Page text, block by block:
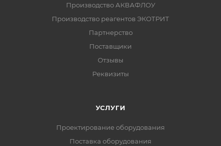
Производство АКВАФЛОУ
Производство реагентов ЭКОТРИТ
Партнерство
Поставщики
Отзывы
Реквизиты
УСЛУГИ
Проектирование оборудования
Поставка оборудования